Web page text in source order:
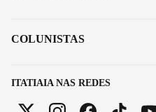
ITATIAIA NAS REDES
COLUNISTAS